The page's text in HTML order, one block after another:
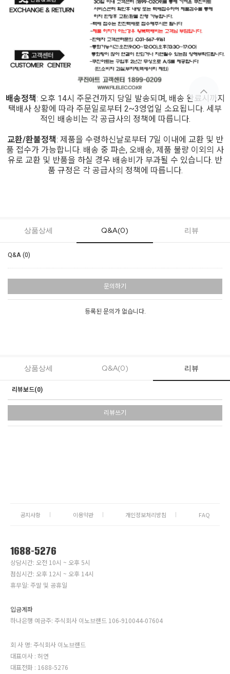
배송정책: 오후 14시 주문건까지 당일 발송되며, 배송 완료시까지
택배사 상황에 따라 주문일로부터 2~3영업일 소요됩니다. 세부
적인 배송비는 각 공급사의 정책에 따릅니다.
교환/환불정책: 제품을 수령하신날로부터 7일 이내에 교환 및 반
품 접수가 가능합니다. 배송 중 파손, 오배송, 제품 불량 이외의 사
유로 교환 및 반품을 하실 경우 배송비가 부과될 수 있습니다. 반
품 규정은 각 공급사의 정책에 따릅니다.
상품상세 Q&A(0) 리뷰
Q&A (0)
문의하기
등록된 문의가 없습니다.
상품상세 Q&A(0) 리뷰
리뷰보드(0)
리뷰쓰기
공지사항 이용약관 개인정보처리방침 FAQ
1688-5276
상담시간: 오전 10시 ~ 오후 5시
점심시간: 오후 12시 ~ 오후 14시
휴무일: 주말 및 공휴일
입금계좌
하나은행 예금주: 주식회사 이노브랜드 106-910044-07604
회 사 명: 주식회사 이노브랜드
대표이사 : 허연
대표전화 : 1688-5276